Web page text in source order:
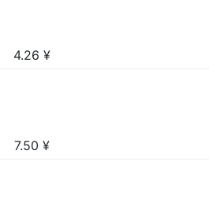
4.26 ¥
7.50 ¥